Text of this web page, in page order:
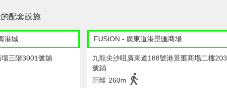
配套設施
港城
三階3001號舖
FUSION - 廣東道港景匯商場
九龍尖沙咀廣東道188號港景匯商場二樓203
號鋪
距離 260m